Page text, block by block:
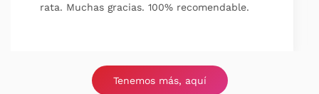
Tenemos más, aquí